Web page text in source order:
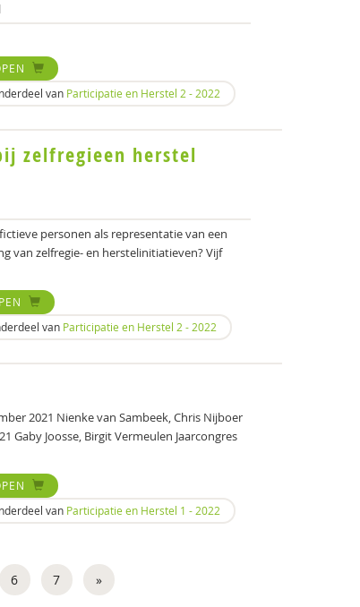
van Participatie en Herstel 2 - 2022
zelfregieen herstel
personen als representatie van een
van zelfregie- en herstelinitiatieven? Vijf
van Participatie en Herstel 2 - 2022
2021 Nienke van Sambeek, Chris Nijboer
Gaby Joosse, Birgit Vermeulen Jaarcongres
van Participatie en Herstel 1 - 2022
6 7 »